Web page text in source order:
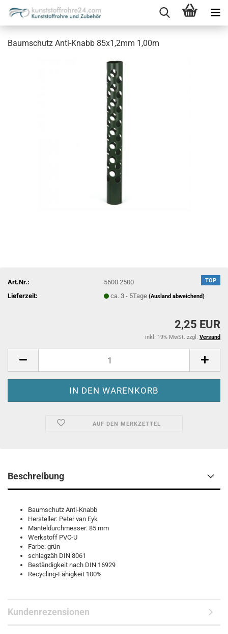
Baumschutz Anti-Knabb 85x1,2mm 1,00m
TOP
Art.Nr.:
5600 2500
Lieferzeit:
ca. 3 - 5Tage(Ausland abweichend)
2,25 EUR
inkl. 19% MwSt. zzgl. Versand
AUF DEN MERKZETTEL
Beschreibung
Baumschutz Anti-Knabb
Hersteller: Peter van Eyk
Manteldurchmesser: 85 mm
Werkstoff PVC-U
Farbe: grün
schlagzäh DIN 8061
Beständigkeit nach DIN 16929
Recycling-Fähigkeit 100%
Kundenrezensionen